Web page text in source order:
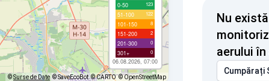
0-50 123
51-100 122
101-150 8
151-200 2
201-300 0
301+ 0
06.08.2026, 07:00
©Surse de Date © SaveEcoBot © CARTO © OpenStreetMap
Nu
aerului
Cumpărați